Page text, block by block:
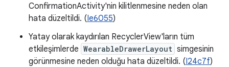
ConfirmationActivity'nin kilitlenmesine neden olan
hata düzeltildi. (Ie6055)
Yatay olarak kaydırılan RecyclerView'ların tüm
etkileşimlerde WearableDrawerLayout simgesinin
görünmesine neden olduğu hata düzeltildi. (I24c7f)